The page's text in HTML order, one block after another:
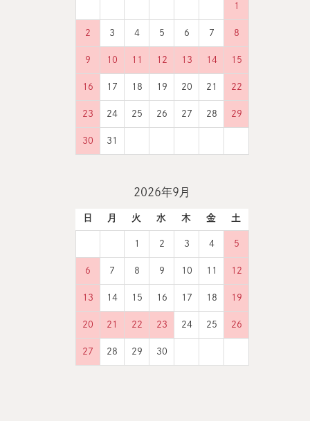
1
2 3 4 5 6 7 8
9 10 11 12 13 14 15
16 17 18 19 20 21 22
23 24 25 26 27 28 29
30 31
2026年9月
日 月 火 水 木 金 土
1 2 3 4 5
6 7 8 9 10 11 12
13 14 15 16 17 18 19
20 21 22 23 24 25 26
27 28 29 30